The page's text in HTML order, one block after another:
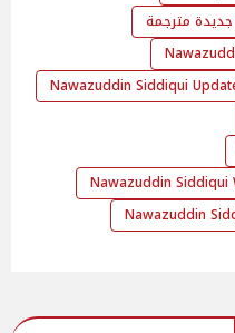
جديدة مترجمة
Nawazuddin Siddiqui
Nawazuddin Siddiqui
Nawazuddin